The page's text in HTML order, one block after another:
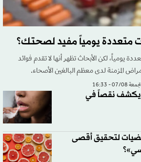
متعددة يومياً مفيد لصحتك؟
يومياً، لكن الأبحاث تظهر أنها لا تقدم فوائد
المزمنة لدى معظم البالغين الأصحاء.
الجمعة 07/08 - 16:33
يكشف نقصاً في
لتحقيق أقصى